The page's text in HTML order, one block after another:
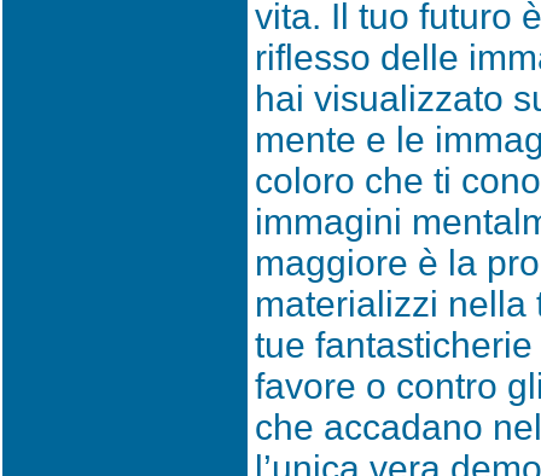
vita. Il tuo futuro
riflesso delle
hai visualizzato
mente e le
coloro che ti
immagini
maggiore è la
materializzi nella
tue
favore o contro
che accadano